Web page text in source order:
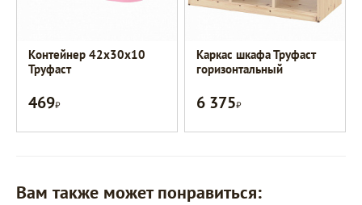
Контейнер 42x30x10
Труфаст
469Р
Каркас шкафа Труфаст
горизонтальный
6 375Р
Вам также может понравиться: